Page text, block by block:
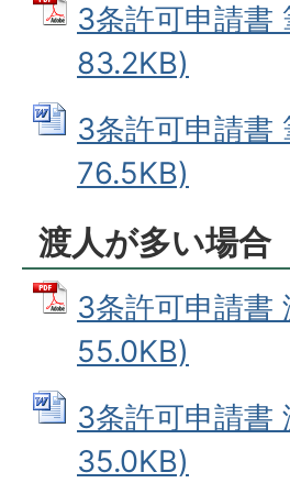
3条許可申請書
83.2KB)
3条許可申請書
76.5KB)
渡人が多い場合
3条許可申請書
55.0KB)
3条許可申請書
35.0KB)